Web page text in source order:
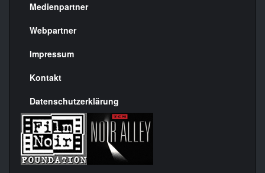
Menülinks
rechte
Seite
Medienpartner
Webpartner
Impressum
Kontakt
Datenschutzerklärung